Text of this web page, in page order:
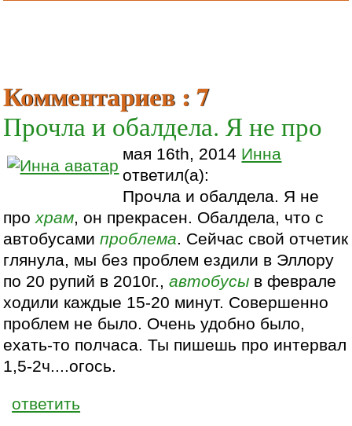
Комментариев : 7
Прочла и обалдела. Я не про
мая 16th, 2014 Инна
ответил(а):
Прочла и обалдела. Я не
прохрам, он прекрасен. Обалдела, что с
автобусамипроблема. Сейчас свой отчетик
глянула, мы без проблем ездили в Эллору
по 20 рупий в 2010г.,автобусы в феврале
ходили каждые 15-20 минут. Совершенно
проблем не было. Очень удобно было,
ехать-то полчаса. Ты пишешь про интервал
1,5-2ч....огось.
ответить